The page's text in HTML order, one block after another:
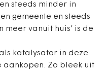
steeds minder in
gemeente en steeds
meer vanuit huis’ is de
katalysator in deze
aankopen. Zo bleek uit